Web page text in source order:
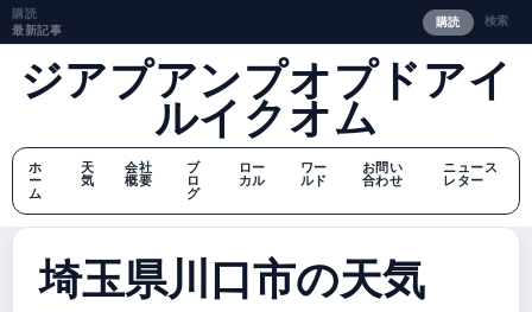
購読
最新記事
購読 検索
ジアプアンプオプドアイ
ルイクオム
ホ
ー
ム
天
気
会社
概要
ブ
ロ
グ
ロー
カル
ワー
ルド
お問い
合わせ
ニュース
レター
埼玉県川口市の天気